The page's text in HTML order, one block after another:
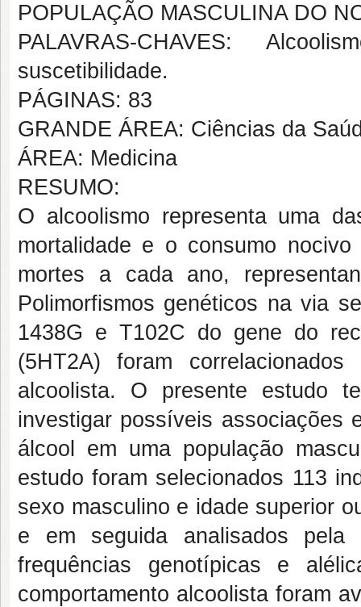
POPULAÇÃO MASCULINA DO
PALAVRAS-CHAVES:
suscetibilidade.
PÁGINAS: 83
GRANDE ÁREA: Ciências da
ÁREA: Medicina
RESUMO:
O alcoolismo representa uma
mortalidade e o consumo
mortes a cada ano,
Polimorfismos genéticos na via
1438G e T102C do gene do
(5HT2A) foram
alcoolista. O presente estudo
investigar possíveis associações
álcool em uma população
estudo foram selecionados 113
sexo masculino e idade superior
e em seguida analisados pela
frequências genotípicas e
comportamento alcoolista foram